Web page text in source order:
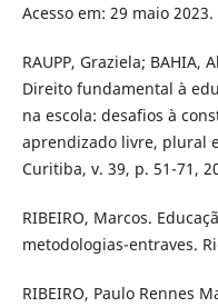
Acesso em: 29 maio 2023.
RAUPP, Graziela; BAHIA,
Direito fundamental à
na escola: desafios à
aprendizado livre, plural
Curitiba, v. 39, p. 51-71,
RIBEIRO, Marcos.
metodologias-entraves.
RIBEIRO, Paulo Rennes